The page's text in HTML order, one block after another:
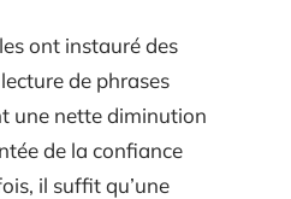
ont instauré des
de phrases
une nette diminution
de la confiance
il suffit qu’une